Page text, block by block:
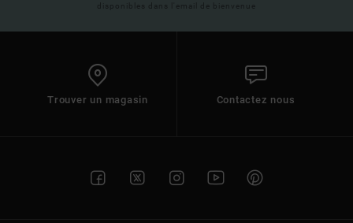
disponibles dans l'email de bienvenue
Trouver un magasin Contactez nous